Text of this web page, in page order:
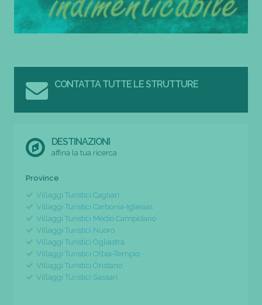
CONTATTA TUTTE LE STRUTTURE
DESTINAZIONI
affina la tua ricerca
Province
Villaggi Turistici Cagliari
Villaggi Turistici Carbonia-Iglesias
Villaggi Turistici Medio Campidano
Villaggi Turistici Nuoro
Villaggi Turistici Ogliastra
Villaggi Turistici Olbia-Tempio
Villaggi Turistici Oristano
Villaggi Turistici Sassari